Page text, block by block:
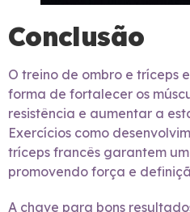
Conclusão
O treino de ombro e tríceps
forma de fortalecer os
resistência e aumentar a
Exercícios como
tríceps francês garantem
promovendo força e
A chave para bons